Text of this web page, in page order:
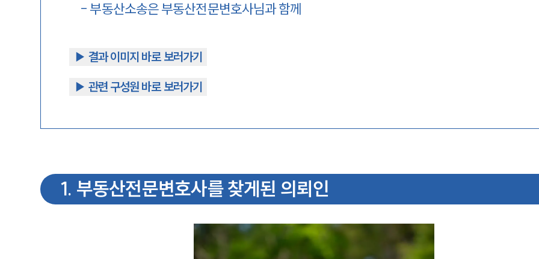
- 부동산소송은 부동산전문변호사님과 함께
▶︎ 결과 이미지 바로 보러가기
▶︎ 관련 구성원 바로 보러가기
1. 부동산전문변호사를 찾게된 의뢰인